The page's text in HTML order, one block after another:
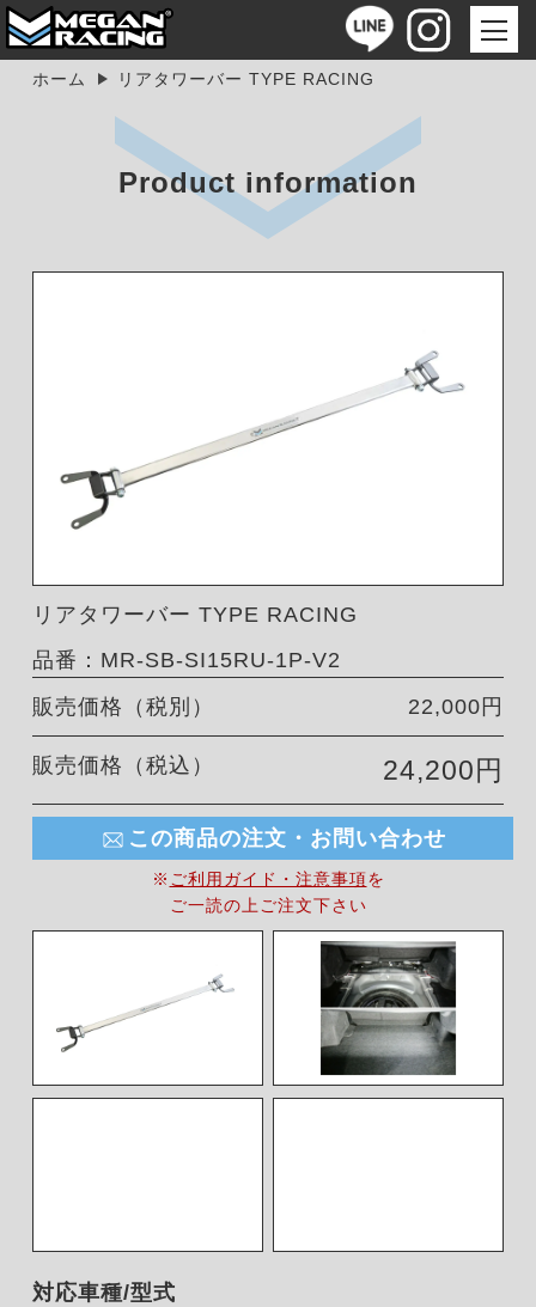
ホーム リアタワーバー TYPE RACING
Product information
リアタワーバー TYPE RACING
品番：MR-SB-SI15RU-1P-V2
販売価格（税別）
22,000円
販売価格（税込） 24,200円
この商品の注文・お問い合わせ
※ ご利用ガイド・注意事項を
ご一読の上ご注文下さい
対応車種/型式